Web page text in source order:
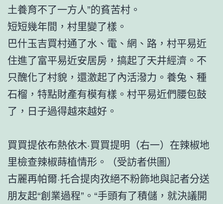
土養育不了一方人”的貧苦村。
短短幾年間，村里變了樣。
巴什玉吉買村通了水、電、網、路，村平易近
住進了富平易近安居房，搞起了天井經濟。不
只醜化了村貌，還激起了內活潑力。養兔、種
石榴，特點財產有模有樣。村平易近們腰包鼓
了，日子過得越來越好。
買買提依布熱依木·買買提明（右一）在辣椒地
里檢查辣椒蒔植情形。（受訪者供圖）
古麗再帕爾·托合提肉孜絕不粉飾地與記者分送
朋友起“創業過程”。“手頭有了積儲，就決議開